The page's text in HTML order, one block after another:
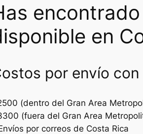
en
por envío con
(dentro del Gran Area
(fuera del Gran Area
por correos de Costa Rica